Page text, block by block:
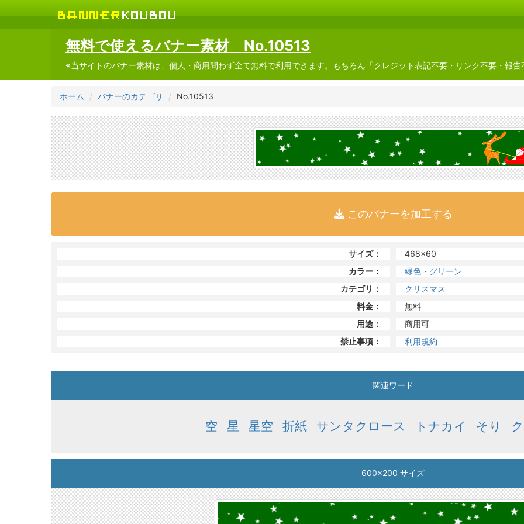
無料で使えるバナー素材 No.10513
※当サイトのバナー素材は、個人・商用問わず全て無料で利用できます。もちろん「クレジット表記不要・リンク不要・報
ホーム バナーのカテゴリ No.10513
このバナーを加工する
サイズ：
468x60
カラー：
緑色・グリーン
カテゴリ：
クリスマス
料金：
無料
用途：
商用可
禁止事項：
利用規約
関連ワード
空 星 星空 折紙 サンタクロース トナカイ そり
600x200 サイズ